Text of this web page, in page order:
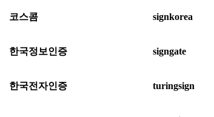
코스콤 signkorea
한국정보인증 signgate
한국전자인증 turingsign